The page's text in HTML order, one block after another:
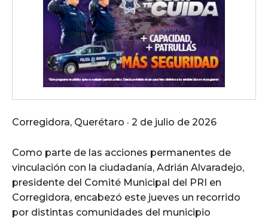
Corregidora, Querétaro · 2 de julio de 2026
Como parte de las acciones permanentes de
vinculación con la ciudadanía, Adrián Alvaradejo,
presidente del Comité Municipal del PRI en
Corregidora, encabezó este jueves un recorrido
por distintas comunidades del municipio